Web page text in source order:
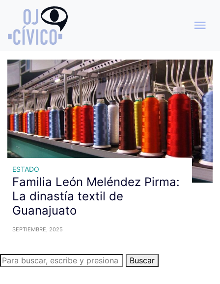
Archivo de etiquetas: familia
León Meléndez
ESTADO
Familia León Meléndez Pirma:
La dinastía textil de
Guanajuato
SEPTIEMBRE, 2025
Buscar